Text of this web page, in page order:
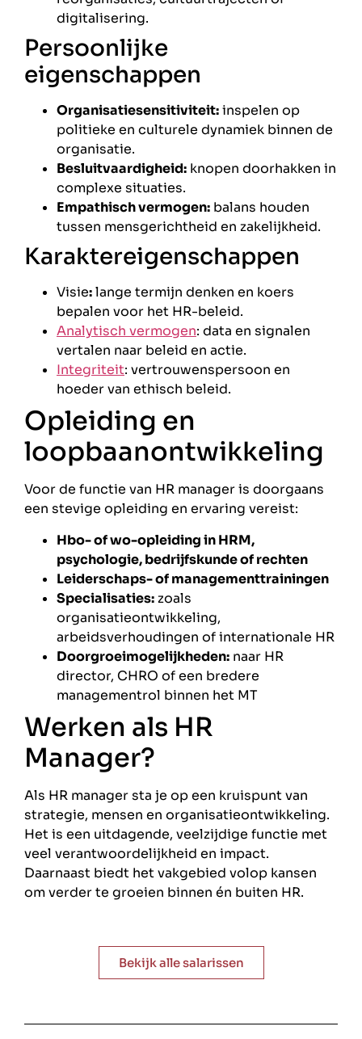
digitalisering.
Persoonlijke
eigenschappen
Organisatiesensitiviteit:inspelen op
politieke en culturele dynamiek binnen de
organisatie.
Besluitvaardigheid: knopen doorhakken in
complexe situaties.
Empathisch vermogen: balans houden
tussen mensgerichtheid en zakelijkheid.
Karaktereigenschappen
Visie:lange termijn denken en koers
bepalen voor het HR-beleid.
Analytisch vermogen: data en signalen
vertalen naar beleid en actie.
Integriteit: vertrouwenspersoon en
hoeder van ethisch beleid.
Opleiding en
loopbaanontwikkeling
Voor de functie van HR manager is doorgaans
een stevige opleiding en ervaring vereist:
Hbo- of wo-opleiding in HRM,
psychologie, bedrijfskunde of rechten
Leiderschaps- of managementtrainingen
Specialisaties:zoals
organisatieontwikkeling,
arbeidsverhoudingen of internationale HR
Doorgroeimogelijkheden: naar HR
director, CHRO of een bredere
managementrol binnen het MT
Werken als HR
Manager?
Als HR manager sta je op een kruispunt van
strategie, mensen en organisatieontwikkeling.
Het is een uitdagende, veelzijdige functie met
veel verantwoordelijkheid en impact.
Daarnaast biedt het vakgebied volop kansen
om verder te groeien binnen én buiten HR.
Bekijk alle salarissen